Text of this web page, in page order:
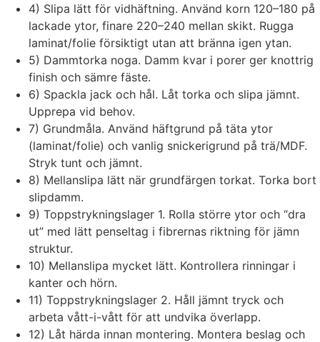
4) Slipa lätt för vidhäftning. Använd korn 120–180 på
lackade ytor, finare 220–240 mellan skikt. Rugga
laminat/folie försiktigt utan att bränna igen ytan.
5) Dammtorka noga. Damm kvar i porer ger knottrig
finish och sämre fäste.
6) Spackla jack och hål. Låt torka och slipa jämnt.
Upprepa vid behov.
7) Grundmåla. Använd häftgrund på täta ytor
(laminat/folie) och vanlig snickerigrund på trä/MDF.
Stryk tunt och jämnt.
8) Mellanslipa lätt när grundfärgen torkat. Torka bort
slipdamm.
9) Toppstrykningslager 1. Rolla större ytor och “dra
ut” med lätt penseltag i fibrernas riktning för jämn
struktur.
10) Mellanslipa mycket lätt. Kontrollera rinningar i
kanter och hörn.
11) Toppstrykningslager 2. Håll jämnt tryck och
arbeta vått-i-vått för att undvika överlapp.
12) Låt härda innan montering. Montera beslag och